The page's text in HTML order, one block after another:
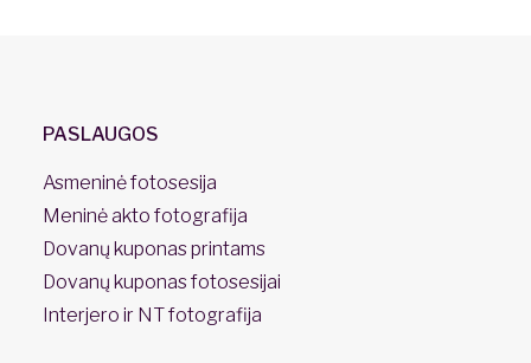
PASLAUGOS
Asmeninė fotosesija
Meninė akto fotografija
Dovanų kuponas printams
Dovanų kuponas fotosesijai
Interjero ir NT fotografija